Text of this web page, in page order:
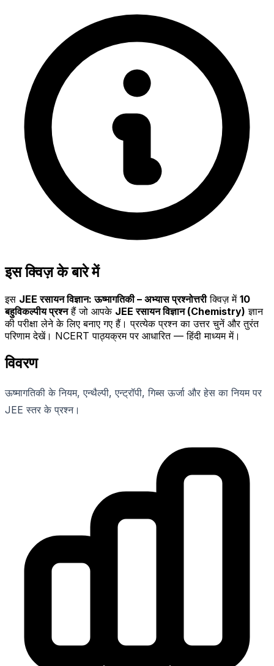
इस क्विज़ के बारे में
इस JEE रसायन विज्ञान: ऊष्मागतिकी – अभ्यास प्रश्नोत्तरीक्विज़ में 10
बहुविकल्पीय प्रश्नहैं जो आपके JEE रसायन विज्ञान (Chemistry) ज्ञान
की परीक्षा लेने के लिए बनाए गए हैं। प्रत्येक प्रश्न का उत्तर चुनें और तुरंत
परिणाम देखें। NCERT पाठ्यक्रम पर आधारित — हिंदी माध्यम में।
विवरण
ऊष्मागतिकी के नियम, एन्थैल्पी, एन्ट्रॉपी, गिब्स ऊर्जा और हेस का नियम पर
JEE स्तर के प्रश्न।